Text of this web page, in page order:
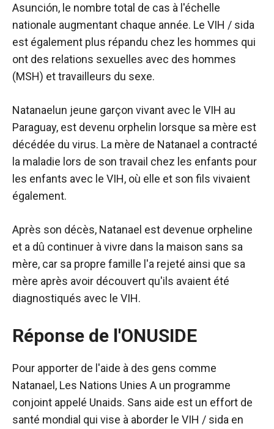
Asunción, le nombre total de cas à l'échelle
nationale augmentant chaque année. Le VIH / sida
est également plus répandu chez les hommes qui
ont des relations sexuelles avec des hommes
(MSH) ettravailleurs du sexe.
Natanaelun jeune garçon vivant avec le VIH au
Paraguay, est devenu orphelin lorsque sa mère est
décédée du virus. La mère de Natanael a contracté
la maladie lors de son travail chez les enfants pour
les enfants avec le VIH, où elle et son fils vivaient
également.
Après son décès, Natanael est devenue orpheline
et a dû continuer à vivre dans la maison sans sa
mère, car sa propre famille l'a rejeté ainsi que sa
mère après avoir découvert qu'ils avaient été
diagnostiqués avec le VIH.
Réponse de l'ONUSIDE
Pour apporter de l'aide à des gens comme
Natanael, Les Nations Unies A un programme
conjoint appelé Unaids. Sans aide est un effort de
santé mondial qui vise à aborder le VIH / sida en